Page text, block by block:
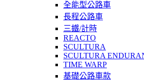
全能型公路車
長程公路車
三鐵/計時
REACTO
SCULTURA
SCULTURA
TIME WARP
基礎公路車款